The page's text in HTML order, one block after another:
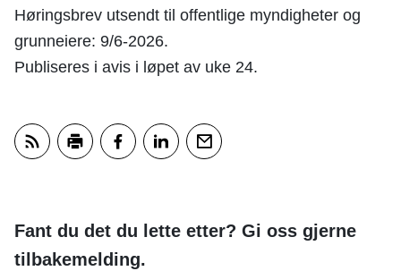
Høringsbrev utsendt til offentlige myndigheter og
grunneiere: 9/6-2026.
Publiseres i avis i løpet av uke 24.
Fant du det du lette etter? Gi oss gjerne
tilbakemelding.